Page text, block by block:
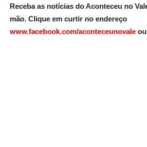
Receba as notícias do Aconteceu no
mão. Clique em curtir no endereço
www.facebook.com/aconteceunovale